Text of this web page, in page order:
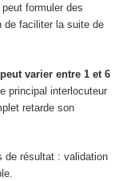
formuler des
de faciliter la suite de
varier entre 1 et 6
principal interlocuteur
retarde son
de résultat : validation